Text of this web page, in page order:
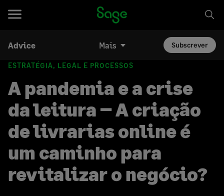
Advice Mais Subscrever
ESTRATÉGIA, LEGAL E PROCESSOS
A pandemia e a crise
da leitura – A criação
de livrarias online é
um caminho para
revitalizar o negócio?